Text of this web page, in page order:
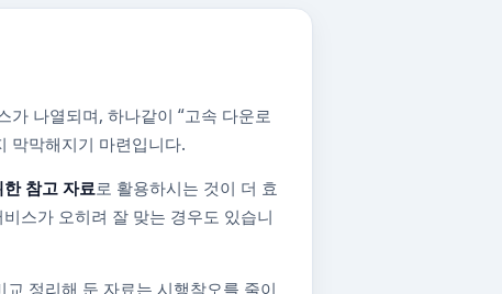
나열되며, 하나같이 “고속 다운로
막막해지기 마련입니다.
참고 자료로 활용하시는 것이 더 효
스가 오히려 잘 맞는 경우도 있습니
정리해 둔 자료는 시행착오를 줄이